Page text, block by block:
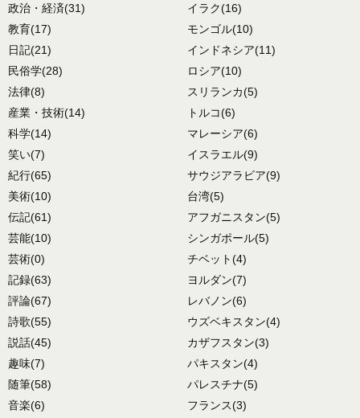
政治・経済(31)
教育(17)
日記(21)
民俗学(28)
法律(8)
産業・技術(14)
科学(14)
笑い(7)
紀行(65)
美術(10)
伝記(61)
芸能(10)
芸術(0)
記録(63)
評論(67)
詩歌(55)
説話(45)
趣味(7)
随筆(58)
音楽(6)
イラク(16)
モンゴル(10)
インドネシア(11)
ロシア(10)
スリランカ(5)
トルコ(6)
マレーシア(6)
イスラエル(9)
サウジアラビア(9)
台湾(5)
アフガニスタン(5)
シンガポール(5)
チベット(4)
ヨルダン(7)
レバノン(6)
ウズベキスタン(4)
カザフスタン(3)
パキスタン(4)
パレスチナ(5)
フランス(3)